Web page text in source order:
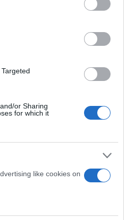
or Sharing
for which it
like cookies on
Ψαρράκου αφού καλωσόρισε
αγωνιζόμενους που
Ράλλυ Ακρόπολις θα
από νέες ειδικές
την επόμενη χρονιά θα
Ευρωπαϊκού
πληρώματα από το